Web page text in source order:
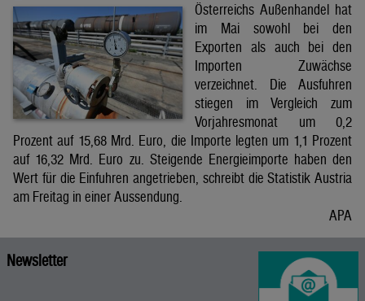
Österreichs Außenhandel hat
im Mai sowohl bei den
Exporten als auch bei den
Importen Zuwächse
verzeichnet. Die Ausfuhren
stiegen im Vergleich zum
Vorjahresmonat um 0,2
Prozent auf 15,68 Mrd. Euro, die Importe legten um 1,1 Prozent
auf 16,32 Mrd. Euro zu. Steigende Energieimporte haben den
Wert für die Einfuhren angetrieben, schreibt die Statistik Austria
am Freitag in einer Aussendung.
APA
Newsletter